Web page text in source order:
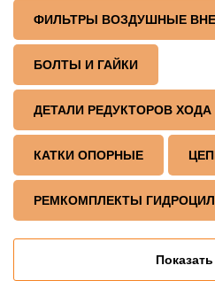
ФИЛЬТРЫ ВОЗДУШНЫЕ
БОЛТЫ И ГАЙКИ
ДЕТАЛИ РЕДУКТОРОВ ХОДА
КАТКИ ОПОРНЫЕ
РЕМКОМПЛЕКТЫ